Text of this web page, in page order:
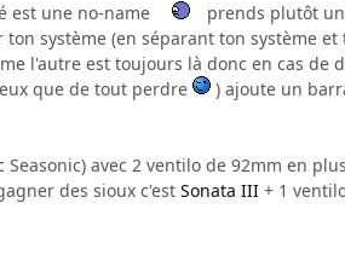
est une no-name
prends plutôt
système (en séparant ton système et
l'autre est toujours là donc en cas de
que de tout perdre
) ajoute un
avec 2 ventilo de 92mm en
des sioux c'est Sonata III + 1